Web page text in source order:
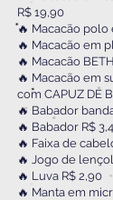
R$ 19,90
🔥 Macacão polo
🔥 Macacão em
🔥 Macacão
🔥 Macacão em
com CAPUZ DE
🔥 Babador
🔥 Babador R$
🔥 Faixa de
🔥 Jogo de
🔥 Luva R$ 2,90
🔥 Manta em